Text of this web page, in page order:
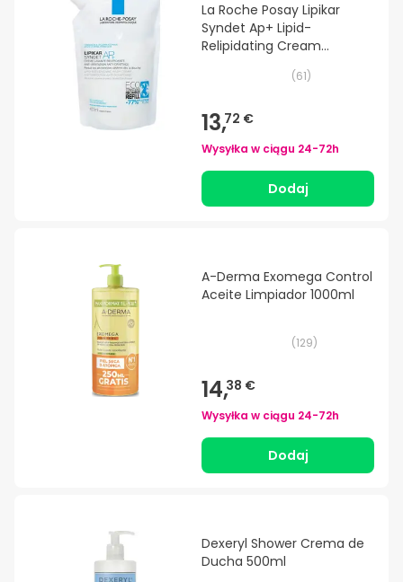
La Roche Posay Lipikar
Syndet Ap+ Lipid-
Relipidating Cream
(61)
13,72 €
Wysyłka w ciągu 24-72h
Dodaj
A-Derma Exomega Control
Aceite Limpiador 1000ml
(129)
14,38 €
Wysyłka w ciągu 24-72h
Dodaj
Dexeryl Shower Crema de
Ducha 500ml